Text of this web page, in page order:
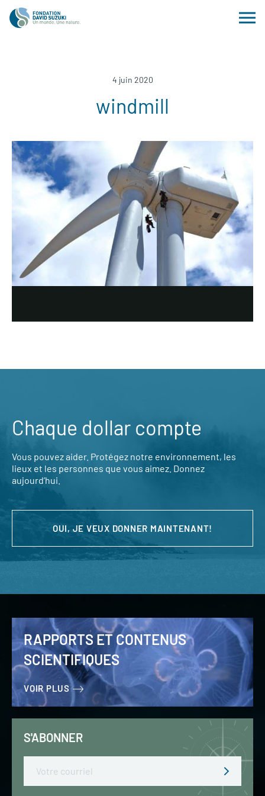
4 juin 2020
windmill
Chaque dollar compte
Vous pouvez aider. Protégez notre environnement, les
lieux et les personnes que vous aimez. Donnez
aujourd’hui.
OUI, JE VEUX DONNER MAINTENANT!
RAPPORTS ET CONTENUS
SCIENTIFIQUES
VOIR PLUS
S'ABONNER
Email